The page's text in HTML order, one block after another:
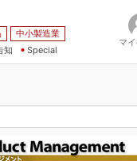
中小製造業
知 Special
マ